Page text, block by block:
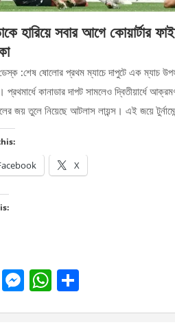
হারিয়ে সবার আগে কোয়ার্টার
:শেষ ষোলোর প্রথম ম্যাচে দাপুটে এক ম্যাচ
কানাডার দাপট সামলেও দ্বিতীয়ার্ধে
জয় তুলে নিয়েছে আটলাস লায়ন্স। এই জয়ে
X
F
M W